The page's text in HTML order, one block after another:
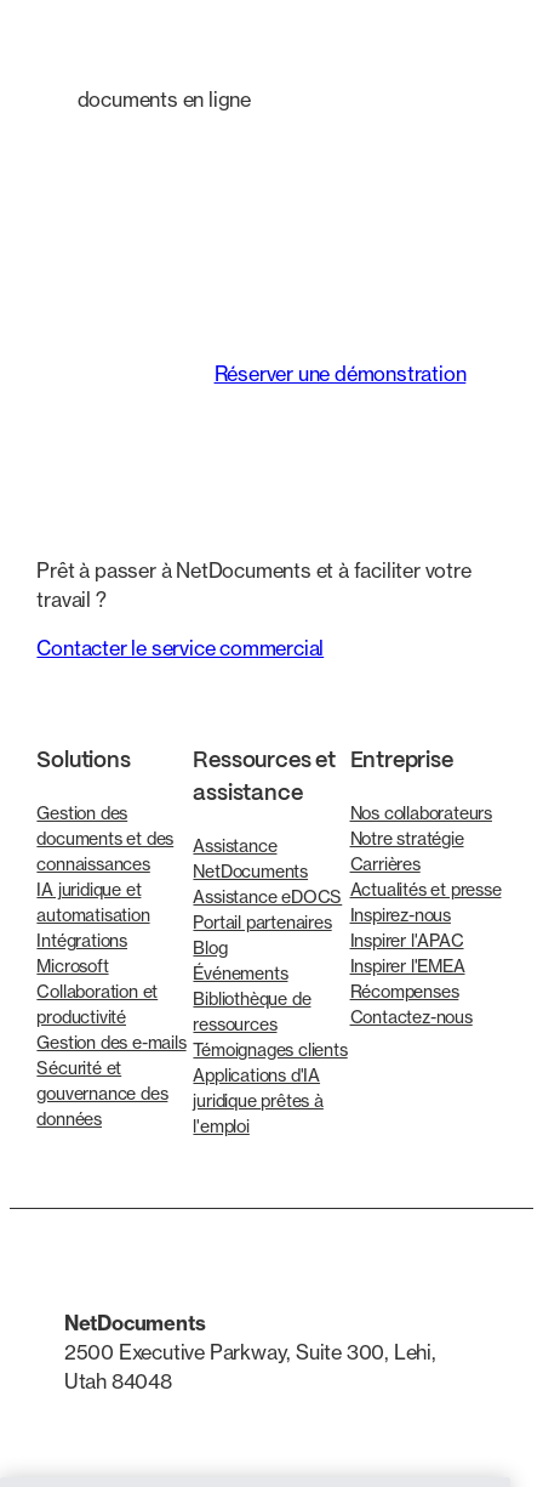
documents en ligne
Réserver une démonstration
Prêt à passer à NetDocuments et à faciliter votre
travail ?
Contacter le service commercial
Solutions
Gestion des
documents et des
connaissances
IA juridique et
automatisation
Intégrations
Microsoft
Collaboration et
productivité
Gestion des e-mails
Sécurité et
gouvernance des
données
Ressources et
assistance
Assistance
NetDocuments
Assistance eDOCS
Portail partenaires
Blog
Événements
Bibliothèque de
ressources
Témoignages clients
Applications d'IA
juridique prêtes à
l'emploi
Entreprise
Nos collaborateurs
Notre stratégie
Carrières
Actualités et presse
Inspirez-nous
Inspirer l'APAC
Inspirer l'EMEA
Récompenses
Contactez-nous
NetDocuments
2500 Executive Parkway, Suite 300, Lehi,
Utah 84048